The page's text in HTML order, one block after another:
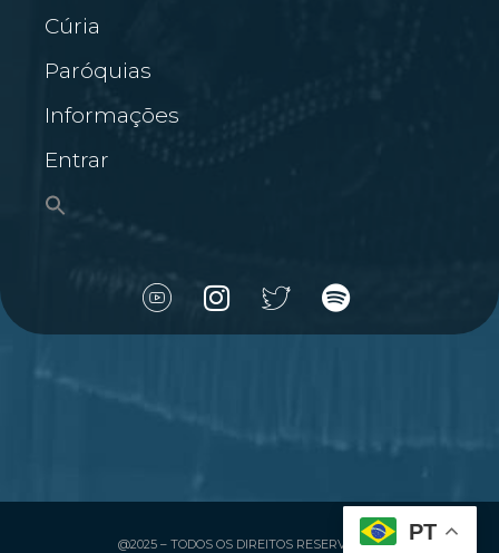
Cúria
Paróquias
Informações
Entrar
@2025 – TODOS OS DIREITOS RESERVADOS PT